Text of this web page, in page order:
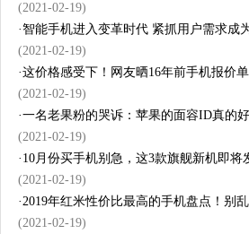
(2021-02-19)
·智能手机进入变革时代 紧抓用户需求成
(2021-02-19)
·这价格感受下！网友晒16年前手机报价
(2021-02-19)
·一名老果粉的哭诉：苹果的面容ID真的
(2021-02-19)
· 10月份买手机别急，这3款旗舰新机即将
(2021-02-19)
·2019年红米性价比最高的手机盘点！别
(2021-02-19)